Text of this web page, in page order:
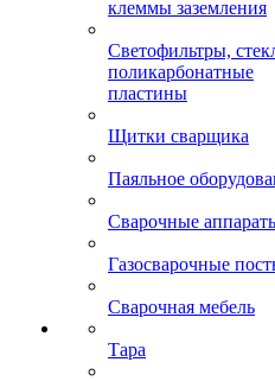
клеммы заземления
Светофильтры,
поликарбонатные
пластины
Щитки сварщика
Паяльное
Сварочные
Газосварочные
Сварочная мебель
Тара